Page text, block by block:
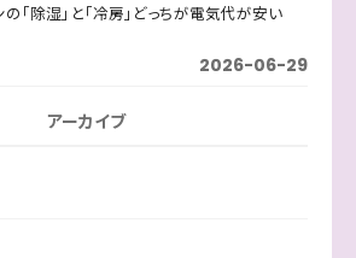
の「除湿」と「冷房」どっちが電気代が安い
2026-06-29
アーカイブ